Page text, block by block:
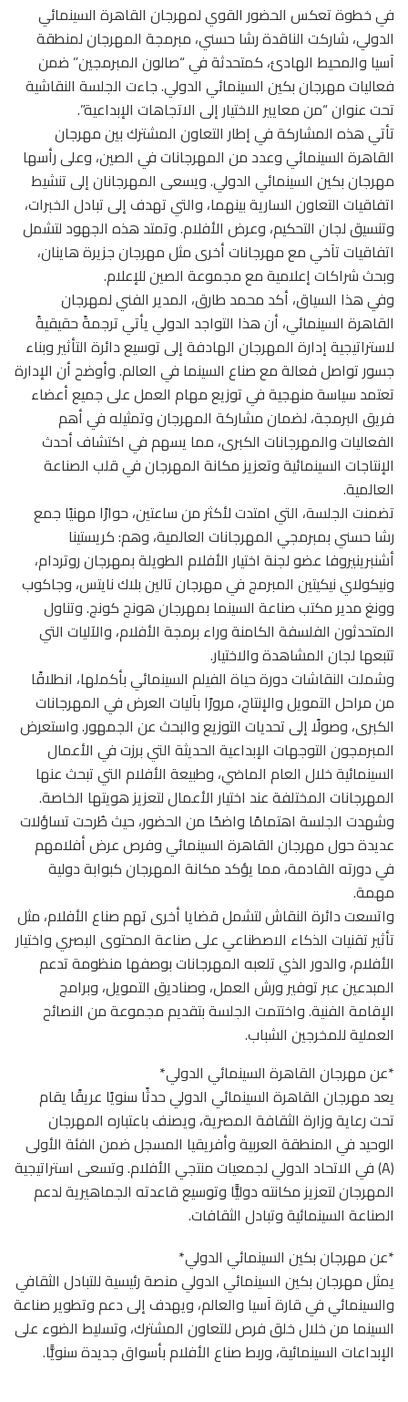
في خطوة تعكس الحضور القوي لمهرجان القاهرة السينمائي
الدولي، شاركت الناقدة رشا حسني، مبرمجة المهرجان لمنطقة
آسيا والمحيط الهادئ، كمتحدثة في “صالون المبرمجين” ضمن
فعاليات مهرجان بكين السينمائي الدولي. جاءت الجلسة النقاشية
تحت عنوان “من معايير الاختيار إلى الاتجاهات الإبداعية”.
تأتي هذه المشاركة في إطار التعاون المشترك بين مهرجان
القاهرة السينمائي وعدد من المهرجانات في الصين، وعلى رأسها
مهرجان بكين السينمائي الدولي. ويسعى المهرجانان إلى تنشيط
اتفاقيات التعاون السارية بينهما، والتي تهدف إلى تبادل الخبرات،
وتنسيق لجان التحكيم، وعرض الأفلام. وتمتد هذه الجهود لتشمل
اتفاقيات تآخي مع مهرجانات أخرى مثل مهرجان جزيرة هاينان،
وبحث شراكات إعلامية مع مجموعة الصين للإعلام.
وفي هذا السياق، أكد محمد طارق، المدير الفني لمهرجان
القاهرة السينمائي، أن هذا التواجد الدولي يأتي ترجمةً حقيقيةً
لاستراتيجية إدارة المهرجان الهادفة إلى توسيع دائرة التأثير وبناء
جسور تواصل فعالة مع صناع السينما في العالم. وأوضح أن الإدارة
تعتمد سياسة منهجية في توزيع مهام العمل على جميع أعضاء
فريق البرمجة، لضمان مشاركة المهرجان وتمثيله في أهم
الفعاليات والمهرجانات الكبرى، مما يسهم في اكتشاف أحدث
الإنتاجات السينمائية وتعزيز مكانة المهرجان في قلب الصناعة
العالمية.
تضمنت الجلسة، التي امتدت لأكثر من ساعتين، حوارًا مهنيًا جمع
رشا حسني بمبرمجي المهرجانات العالمية، وهم: كريستينا
أشنبرينيروفا عضو لجنة اختيار الأفلام الطويلة بمهرجان روتردام،
ونيكولاي نيكيتين المبرمج في مهرجان تالين بلاك نايتس، وجاكوب
وونغ مدير مكتب صناعة السينما بمهرجان هونج كونج. وتناول
المتحدثون الفلسفة الكامنة وراء برمجة الأفلام، والآليات التي
تتبعها لجان المشاهدة والاختيار.
وشملت النقاشات دورة حياة الفيلم السينمائي بأكملها، انطلاقًا
من مراحل التمويل والإنتاج، مرورًا بآليات العرض في المهرجانات
الكبرى، وصولًا إلى تحديات التوزيع والبحث عن الجمهور. واستعرض
المبرمجون التوجهات الإبداعية الحديثة التي برزت في الأعمال
السينمائية خلال العام الماضي، وطبيعة الأفلام التي تبحث عنها
المهرجانات المختلفة عند اختيار الأعمال لتعزيز هويتها الخاصة.
وشهدت الجلسة اهتمامًا واضحًا من الحضور، حيث طُرحت تساؤلات
عديدة حول مهرجان القاهرة السينمائي وفرص عرض أفلامهم
في دورته القادمة، مما يؤكد مكانة المهرجان كبوابة دولية
مهمة.
واتسعت دائرة النقاش لتشمل قضايا أخرى تهم صناع الأفلام، مثل
تأثير تقنيات الذكاء الاصطناعي على صناعة المحتوى البصري واختيار
الأفلام، والدور الذي تلعبه المهرجانات بوصفها منظومة تدعم
المبدعين عبر توفير ورش العمل، وصناديق التمويل، وبرامج
الإقامة الفنية. واختتمت الجلسة بتقديم مجموعة من النصائح
العملية للمخرجين الشباب.
*عن مهرجان القاهرة السينمائي الدولي*
يعد مهرجان القاهرة السينمائي الدولي حدثًا سنويًا عريقًا يقام
تحت رعاية وزارة الثقافة المصرية، ويصنف باعتباره المهرجان
الوحيد في المنطقة العربية وأفريقيا المسجل ضمن الفئة الأولى
(A) في الاتحاد الدولي لجمعيات منتجي الأفلام. وتسعى استراتيجية
المهرجان لتعزيز مكانته دوليًّا وتوسيع قاعدته الجماهيرية لدعم
الصناعة السينمائية وتبادل الثقافات.
*عن مهرجان بكين السينمائي الدولي*
يمثل مهرجان بكين السينمائي الدولي منصة رئيسية للتبادل الثقافي
والسينمائي في قارة آسيا والعالم، ويهدف إلى دعم وتطوير صناعة
السينما من خلال خلق فرص للتعاون المشترك، وتسليط الضوء على
الإبداعات السينمائية، وربط صناع الأفلام بأسواق جديدة سنويًّا.